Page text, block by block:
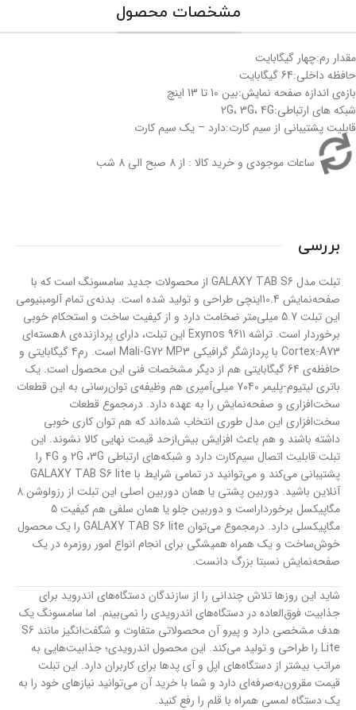
مشخصات محصول
مقدار رم:چهار گیگابایت
حافظه داخلی:64 گیگابایت
بازه‌ی اندازه صفحه نمایش:بین 10 تا 13 اینچ
شبکه های ارتباطی:2G، 3G، 4G
قابلیت پشتیبانی از سیم کارت:دارد – یک سیم کارت
ساعات موجودی و خرید کالا : از 8 صبح الی 8 شب
بررسی
تبلت مدل GALAXY TAB S6 از محصولات جدید سامسونگ است که با
صفحه‌نمایش 10.4اینچی طراحی و تولید شده است. بدنه‌ی تمام آلومبنیومی
این تبلت 5.7 میلی‌متر ضخامت دارد و از کیفیت ساخت و استحکام خوبی
برخوردار است. تراشه Exynos 9611 این تبلت، دارای پردازنده‌ی 8هسته‌ای
Cortex-A73 با پردازشگر گرافیکی Mali-G72 MP3 است. رم4 گیگابایتی و
حافظه‌ی 64 گیگابایتی هم از دیگر مشخصات فنی این محصول است. یک
باتری لیتیوم‌-پلیمر 7040 میلی‌آمپری هم وظیفه‌ی توان‌رسانی به این قطعات
سخت‌افزاری و صفحه‌نمایش را به‌ عهده دارد. درمجموع قطعات
سخت‌افزاری این مدل طوری انتخاب شده‌اند که هم توان کاری خوبی
داشته باشند و هم باعث افزایش بیش‌ازحد قیمت نهایی کالا نشوند. این
تبلت قابلیت اتصال سیم‌کارت‌ دارد و شبکه‌های ارتباطی 2G ،3G و 4G را
پشتیبانی می‌کند و می‌توانید در تمامی شرایط با GALAXY TAB S6 lite
آنلاین باشید. دوربین پشتی یا همان دوربین اصلی این تبلت از رزولوشن 8
مگاپیکسل برخورداراست و دوربین جلو یا همان سلفی هم کیفیت 5
مگاپیکسلی دارد. درمجموع می‌توان GALAXY TAB S6 lite را یک محصول
خوش‌ساخت و یک همراه همیشگی برای انجام انواع امور روزمره در یک
صفحه‌نمایش نسبتا بزرگ دانست.
شاید این روزها تلاش چندانی را از سازندگان دستگاه‌های اندروید برای
جذابیت فوق‌العاده در دستگاه‌های اندرویدی را نمی‌بینم. اما سامسونگ یک
هدف مشخصی دارد و پیرو آن محصولاتی متفاوت و شگفت‌انگیز مانند S6
Lite را طراحی و تولید می‌کند. این محصول اندرویدی؛ جذابیت‌هایی به
مراتب بیشتر از دستگاه‌های اپل و آی پدها برای کاربران دارد. این تبلت
قیمت مقرون‌به‌صرفه‌ای دارد و شما با خرید آن می‌توانید نیازهای خود را به
یک دستگاه لمسی همراه با قلم را رفع کنید.